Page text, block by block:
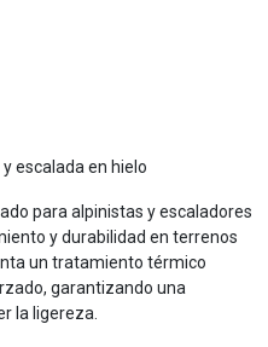
escalada en hielo
para alpinistas y escaladores
y durabilidad en terrenos
un tratamiento térmico
garantizando una
la ligereza.